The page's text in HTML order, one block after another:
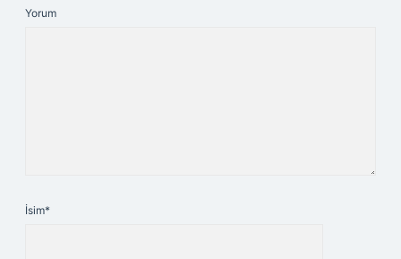
Yorum
İsim*